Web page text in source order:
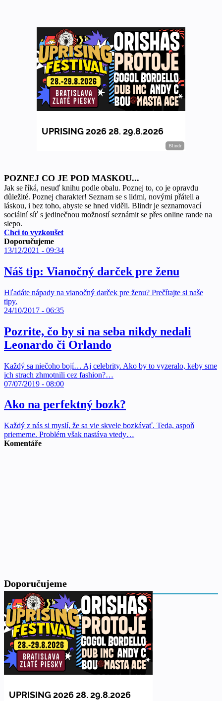
POZNEJ CO JE POD MASKOU...
Jak se říká, nesuď knihu podle obalu. Poznej to, co je opravdu
důležité. Poznej charakter! Seznam se s lidmi, novými přáteli a
láskou, i bez toho, abyste se hned viděli. Blindr je seznamovací
sociální síť s jedinečnou možností seznámit se přes online rande na
slepo.
Chci to vyzkoušet
Doporučujeme
13/12/2021 - 09:34
Náš tip: Vianočný darček pre ženu
Hľadáte nápady na vianočný darček pre ženu? Prečítajte si naše
tipy.
24/10/2017 - 06:35
Pozrite, čo by si na seba nikdy nedali
Leonardo či Orlando
Každý sa niečoho bojí… Aj celebrity. Ako by to vyzeralo, keby sme
ich strach zhmotnili cez fashion?…
07/07/2019 - 08:00
Ako na perfektný bozk?
Každý z nás si myslí, že sa vie skvele bozkávať. Teda, aspoň
priemerne. Problém však nastáva vtedy…
Komentáře
Doporučujeme